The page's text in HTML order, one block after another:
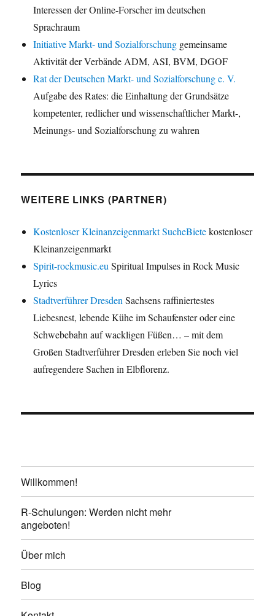
Interessen der Online-Forscher im deutschen
Sprachraum
Initiative Markt- und Sozialforschung gemeinsame
Aktivität der Verbände ADM, ASI, BVM, DGOF
Rat der Deutschen Markt- und Sozialforschung e. V.
Aufgabe des Rates: die Einhaltung der Grundsätze
kompetenter, redlicher und wissenschaftlicher Markt-,
Meinungs- und Sozialforschung zu wahren
WEITERE LINKS (PARTNER)
Kostenloser Kleinanzeigenmarkt SucheBietekostenloser
Kleinanzeigenmarkt
Spirit-rockmusic.eu Spiritual Impulses in Rock Music
Lyrics
Stadtverführer Dresden Sachsens raffiniertestes
Liebesnest, lebende Kühe im Schaufenster oder eine
Schwebebahn auf wackligen Füßen… – mit dem
Großen Stadtverführer Dresden erleben Sie noch viel
aufregendere Sachen in Elbflorenz.
Willkommen!
R-Schulungen: Werden nicht mehr
angeboten!
Über mich
Blog